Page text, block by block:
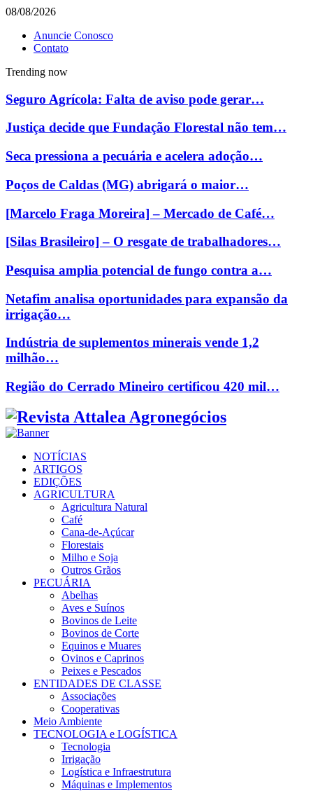
08/08/2026
Anuncie Conosco
Contato
Trending now
Seguro Agrícola: Falta de aviso pode gerar…
Justiça decide que Fundação Florestal não tem…
Seca pressiona a pecuária e acelera adoção…
Poços de Caldas (MG) abrigará o maior…
[Marcelo Fraga Moreira] – Mercado de Café…
[Silas Brasileiro] – O resgate de trabalhadores…
Pesquisa amplia potencial de fungo contra a…
Netafim analisa oportunidades para expansão da
irrigação…
Indústria de suplementos minerais vende 1,2
milhão…
Região do Cerrado Mineiro certificou 420 mil…
Facebook
Twitter
Instagram
Linkedin
Youtube
Email
NOTÍCIAS
ARTIGOS
EDIÇÕES
AGRICULTURA
Agricultura Natural
Café
Cana-de-Açúcar
Florestais
Milho e Soja
Outros Grãos
PECUÁRIA
Abelhas
Aves e Suínos
Bovinos de Leite
Bovinos de Corte
Equinos e Muares
Ovinos e Caprinos
Peixes e Pescados
ENTIDADES DE CLASSE
Associações
Cooperativas
Meio Ambiente
TECNOLOGIA e LOGÍSTICA
Tecnologia
Irrigação
Logística e Infraestrutura
Máquinas e Implementos